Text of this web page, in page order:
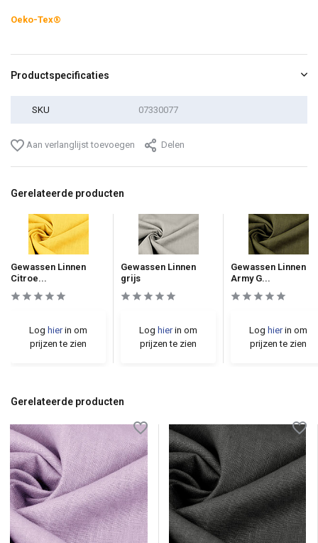
Oeko-Tex®
Productspecificaties
SKU 07330077
Aan verlanglijst toevoegen Delen
Gerelateerde producten
Gewassen Linnen
Citroe...
Log hierin om
prijzen te zien
Gewassen Linnen
grijs
Log hierin om
prijzen te zien
Gewassen Linnen
Army G...
Log hierin om
prijzen te zien
Gerelateerde producten